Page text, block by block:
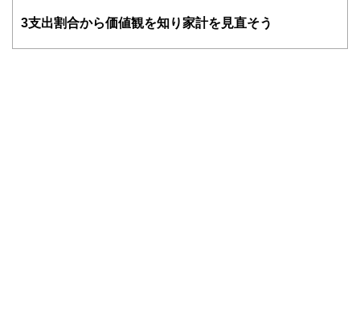
3支出割合から価値観を知り家計を見直そう